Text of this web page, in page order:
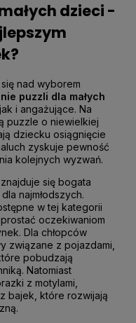
dzieci -
nad wyborem
puzzli dla małych
i angażujące. Na
puzzle o niewielkiej
dziecku osiągnięcie
zyskuje pewność
kolejnych wyzwań.
znajduje się bogata
najmłodszych.
w tej kategorii
oczekiwaniom
Dla chłopców
związane z pojazdami,
pobudzają
Natomiast
z motylami,
bajek, które rozwijają